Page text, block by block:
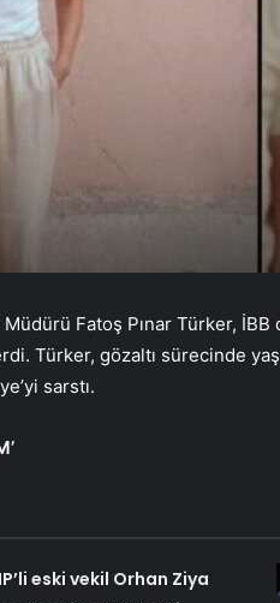
Fatoş Pınar Türker, İBB
Türker, gözaltı sürecinde
sarstı.
eski vekil Orhan Ziya